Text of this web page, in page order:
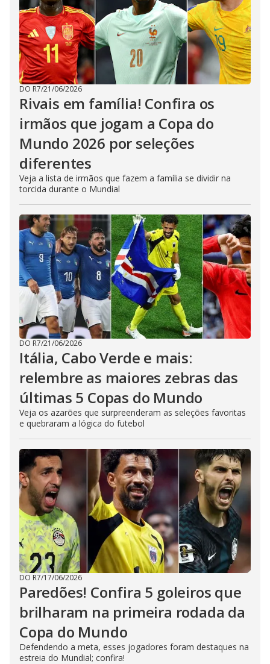
DO R7/21/06/2026
Rivais em família! Confira os
irmãos que jogam a Copa do
Mundo 2026 por seleções
diferentes
Veja a lista de irmãos que fazem a família se dividir na
torcida durante o Mundial
DO R7/21/06/2026
Itália, Cabo Verde e mais:
relembre as maiores zebras das
últimas 5 Copas do Mundo
Veja os azarões que surpreenderam as seleções favoritas
e quebraram a lógica do futebol
DO R7/17/06/2026
Paredões! Confira 5 goleiros que
brilharam na primeira rodada da
Copa do Mundo
Defendendo a meta, esses jogadores foram destaques na
estreia do Mundial; confira!